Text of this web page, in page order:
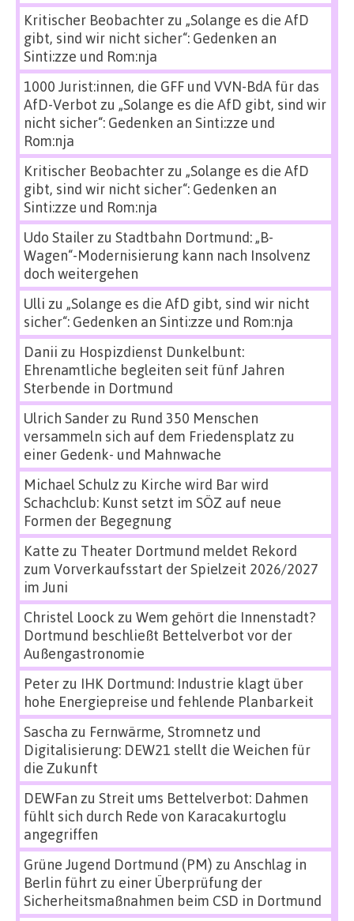
Kritischer Beobachterzu „Solange es die AfD
gibt, sind wir nicht sicher“: Gedenken an
Sinti:zze und Rom:nja
1000 Jurist:innen, die GFF und VVN-BdA für das
AfD-Verbot zu „Solange es die AfD gibt, sind wir
nicht sicher“: Gedenken an Sinti:zze und
Rom:nja
Kritischer Beobachterzu „Solange es die AfD
gibt, sind wir nicht sicher“: Gedenken an
Sinti:zze und Rom:nja
Udo Stailerzu Stadtbahn Dortmund: „B-
Wagen“-Modernisierung kann nach Insolvenz
doch weitergehen
Ulli zu „Solange es die AfD gibt, sind wir nicht
sicher“: Gedenken an Sinti:zze und Rom:nja
Danii zu Hospizdienst Dunkelbunt:
Ehrenamtliche begleiten seit fünf Jahren
Sterbende in Dortmund
Ulrich Sanderzu Rund 350 Menschen
versammeln sich auf dem Friedensplatz zu
einer Gedenk- und Mahnwache
Michael Schulz zu Kirche wird Bar wird
Schachclub: Kunst setzt im SÖZ auf neue
Formen der Begegnung
Katte zu Theater Dortmund meldet Rekord
zum Vorverkaufsstart der Spielzeit 2026/2027
im Juni
Christel Loock zu Wem gehört die Innenstadt?
Dortmund beschließt Bettelverbot vor der
Außengastronomie
Peterzu IHK Dortmund: Industrie klagt über
hohe Energiepreise und fehlende Planbarkeit
Sascha zu Fernwärme, Stromnetz und
Digitalisierung: DEW21 stellt die Weichen für
die Zukunft
DEWFan zu Streit ums Bettelverbot: Dahmen
fühlt sich durch Rede von Karacakurtoglu
angegriffen
Grüne Jugend Dortmund (PM) zu Anschlag in
Berlin führt zu einer Überprüfung der
Sicherheitsmaßnahmen beim CSD in Dortmund